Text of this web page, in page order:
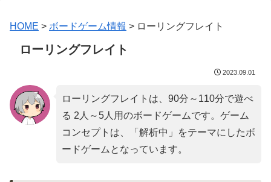
HOME > ボードゲーム情報 > ローリングフレイト
ローリングフレイト
2023.09.01
ローリングフレイトは、90分～110分で遊べ
る 2人～5人用のボードゲームです。ゲーム
コンセプトは、「 解析中 」をテーマにしたボ
ードゲームとなっています。